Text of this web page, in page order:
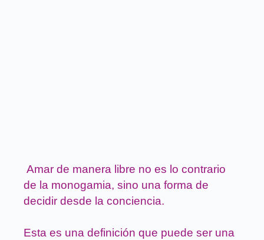
Amar de manera libre no es lo contrario
de la monogamia, sino una forma de
decidir desde la conciencia.
Esta es una definición que puede ser una